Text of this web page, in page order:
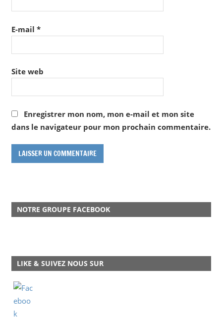
E-mail *
Site web
Enregistrer mon nom, mon e-mail et mon site
dans le navigateur pour mon prochain commentaire.
NOTRE GROUPE FACEBOOK
LIKE & SUIVEZ NOUS SUR